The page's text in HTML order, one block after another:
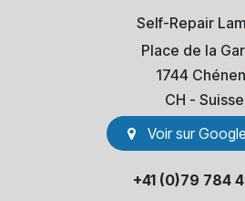
Self-Repair
Place de la
1744
​CH - Suisse
Voir sur
+41 (0)79 784